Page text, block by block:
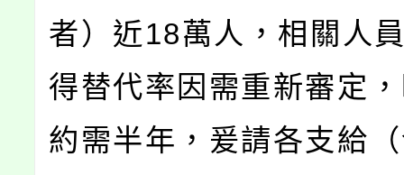
者）近18萬人，相關人
得替代率因需重新審定
約需半年，爰請各支給